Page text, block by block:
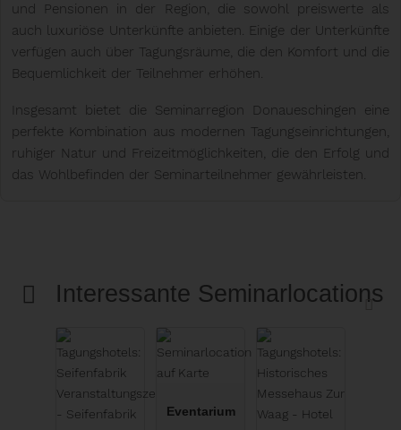
und Pensionen in der Region, die sowohl preiswerte als
auch luxuriöse Unterkünfte anbieten. Einige der Unterkünfte
verfügen auch über Tagungsräume, die den Komfort und die
Bequemlichkeit der Teilnehmer erhöhen.
Insgesamt bietet die Seminarregion Donaueschingen eine
perfekte Kombination aus modernen Tagungseinrichtungen,
ruhiger Natur und Freizeitmöglichkeiten, die den Erfolg und
das Wohlbefinden der Seminarteilnehmer gewährleisten.
Interessante Seminarlocations
Eventarium